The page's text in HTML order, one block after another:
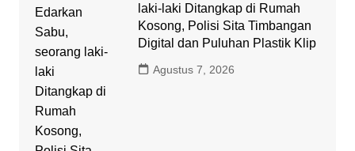
laki-laki Ditangkap di Rumah
Kosong, Polisi Sita Timbangan
Digital dan Puluhan Plastik Klip
Agustus 7, 2026